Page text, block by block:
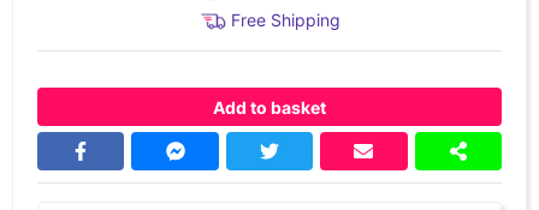
Free Shipping
Add to basket